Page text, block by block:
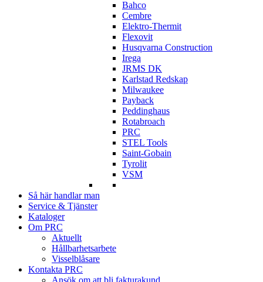
Bahco
Cembre
Elektro-Thermit
Flexovit
Husqvarna Construction
Irega
JRMS DK
Karlstad Redskap
Milwaukee
Payback
Peddinghaus
Rotabroach
PRC
STEL Tools
Saint-Gobain
Tyrolit
VSM
Så här handlar man
Service & Tjänster
Kataloger
Om PRC
Aktuellt
Hållbarhetsarbete
Visselblåsare
Kontakta PRC
Ansök om att bli fakturakund